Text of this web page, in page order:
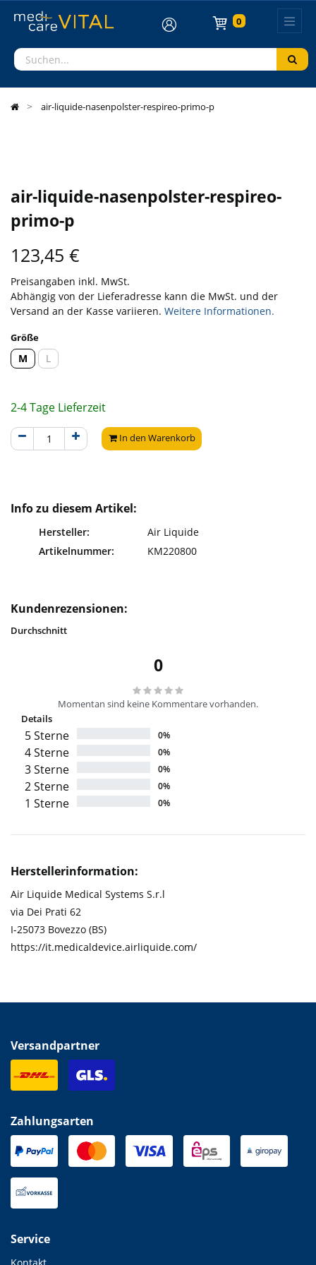
0
air-liquide-nasenpolster-respireo-primo-p
air-liquide-nasenpolster-respireo-
primo-p
123,45 €
Preisangaben inkl. MwSt.
Abhängig von der Lieferadresse kann die MwSt. und der
Versand an der Kasse variieren. Weitere Informationen.
Größe
M L
2-4 Tage Lieferzeit
In den Warenkorb
Info zu diesem Artikel:
Hersteller:
Air Liquide
Artikelnummer:
KM220800
Kundenrezensionen:
Durchschnitt
0
Momentan sind keine Kommentare vorhanden.
Details
5 Sterne 0%
4 Sterne 0%
3 Sterne 0%
2 Sterne 0%
1 Sterne 0%
Herstellerinformation:
Air Liquide Medical Systems S.r.l
via Dei Prati 62
I-25073 Bovezzo (BS)
https://it.medicaldevice.airliquide.com/
Versandpartner
Zahlungsarten
Service